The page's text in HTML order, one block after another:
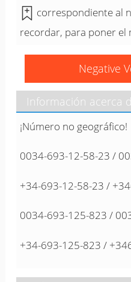
correspondiente al
recordar, para poner el
Negative
Información acerca
¡Número no geográfico!
0034-693-12-58-23 /
+34-693-12-58-23 /
0034-693-125-823 /
+34-693-125-823 /